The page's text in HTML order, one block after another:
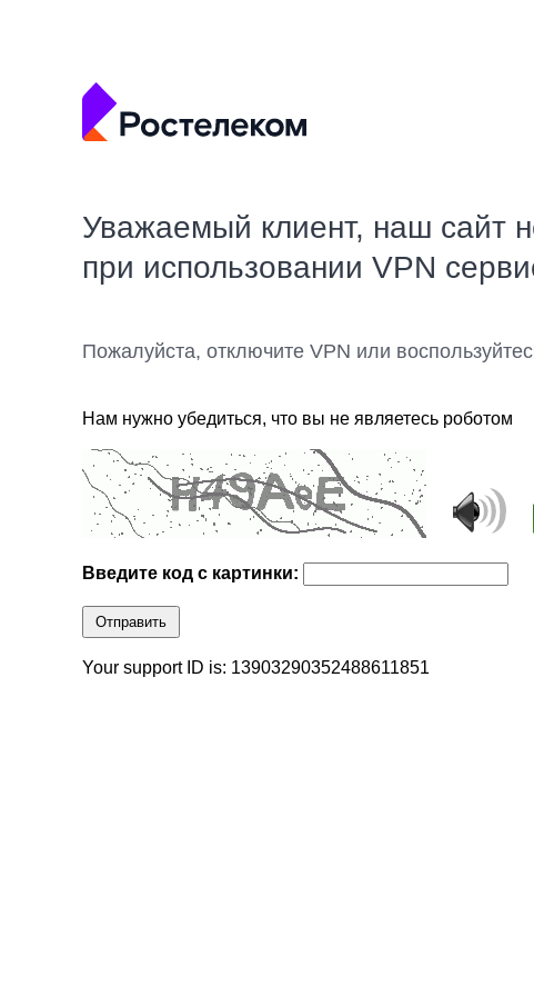
Уважаемый клиент, наш сайт
при использовании VPN
Пожалуйста, отключите VPN или
Нам нужно убедиться, что вы не являетесь роботом
Введите код с картинки:
Отправить
Your support ID is: 13903290352488611851